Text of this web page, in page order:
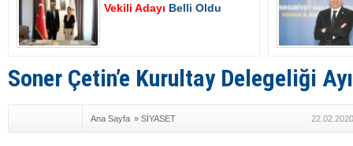
Hasan
Oluyor
2025
Asgari
Bayram
AK Parti
Vekili Adayı Belli Oldu
Soner Çetin’e Kurultay Delegeliği
Ana Sayfa » SİYASET